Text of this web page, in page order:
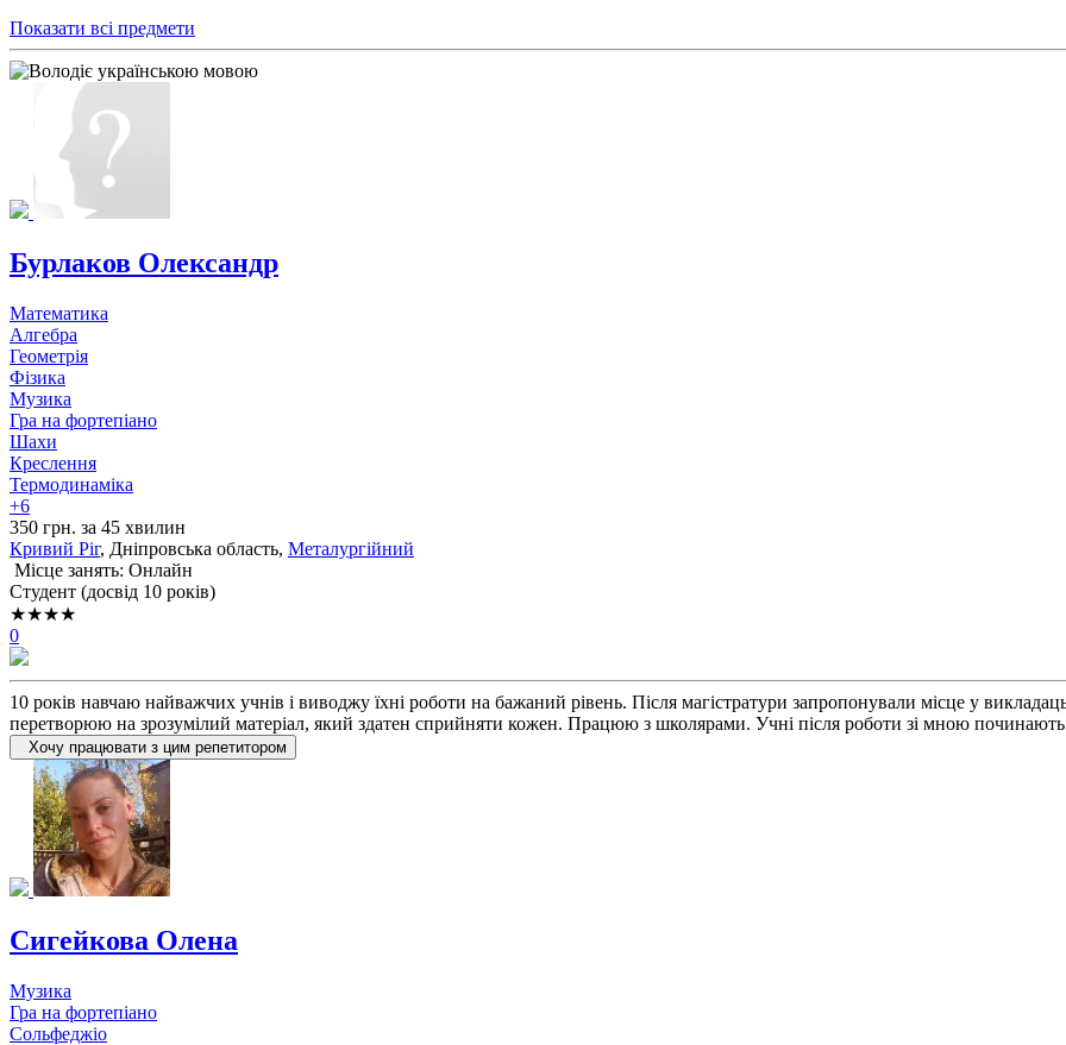
Показати всі предмети
Бурлаков Олександр
Математика
Алгебра
Геометрія
Фізика
Музика
Гра на фортепіано
Шахи
Креслення
Термодинаміка
+6
350 грн. за 45 хвилин
Кривий Ріг, Дніпровська область, Металургійний
Місце занять: Онлайн
Cтудент (досвід 10 років)
★★★★
0
10 років навчаю найважчих учнів і виводжу їхні роботи на бажаний рівень. Після магістратури запропонували місце у
перетворюю на зрозумілий матеріал, який здатен сприйняти кожен. Працюю з школярами. Учні після роботи зі мною
Хочу працювати з цим репетитором
Сигейкова Олена
Музика
Гра на фортепіано
Сольфеджіо